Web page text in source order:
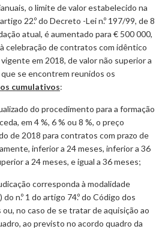
o limite de valor estabelecido na
22.º do Decreto -Lei n.º 197/99, de 8
atual, é aumentado para € 500 000,
celebração de contratos com idêntico
em 2018, de valor não superior a
se encontrem reunidos os
cumulativos:
do procedimento para a formação
em 4 %, 6 % ou 8 %, o preço
de 2018 para contratos com prazo de
inferior a 24 meses, inferior a 36
a 24 meses, e igual a 36 meses;
corresponda à modalidade
n.º 1 do artigo 74.º do Código dos
no caso de se tratar de aquisição ao
ao previsto no acordo quadro da